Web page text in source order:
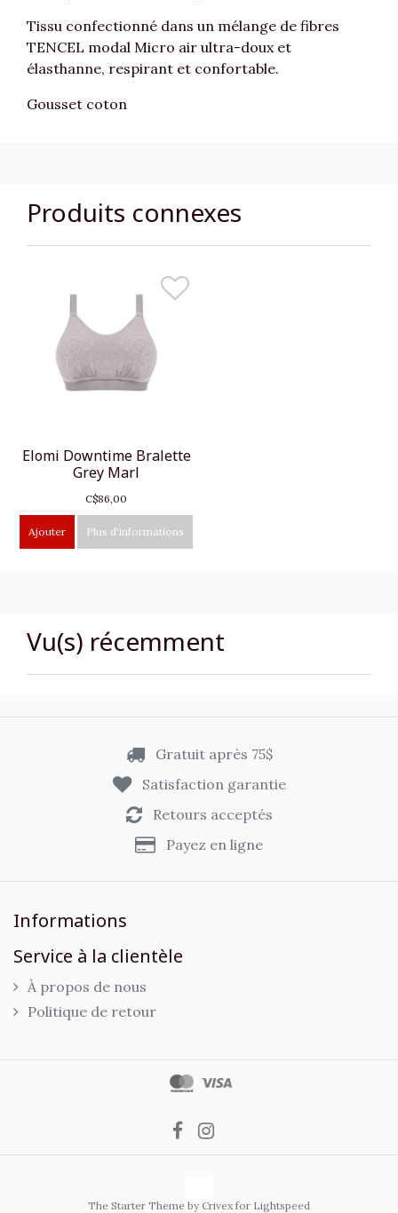
Tissu confectionné dans un mélange de fibres
TENCEL modal Micro air ultra-doux et
élasthanne, respirant et confortable.
Gousset coton
Produits connexes
Elomi Downtime Bralette
Grey Marl
C$86,00
Ajouter Plus d'informations
Vu(s) récemment
Gratuit après 75$
Satisfaction garantie
Retours acceptés
Payez en ligne
Informations
Service à la clientèle
À propos de nous
Politique de retour
The Starter Theme by Crivex for Lightspeed